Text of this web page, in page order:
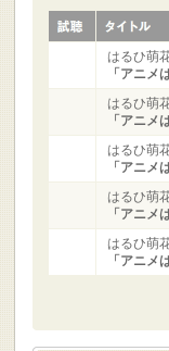
はるひ萌
「アニメ
はるひ萌
「アニメ
はるひ萌
「アニメ
はるひ萌
「アニメ
はるひ萌
「アニメ